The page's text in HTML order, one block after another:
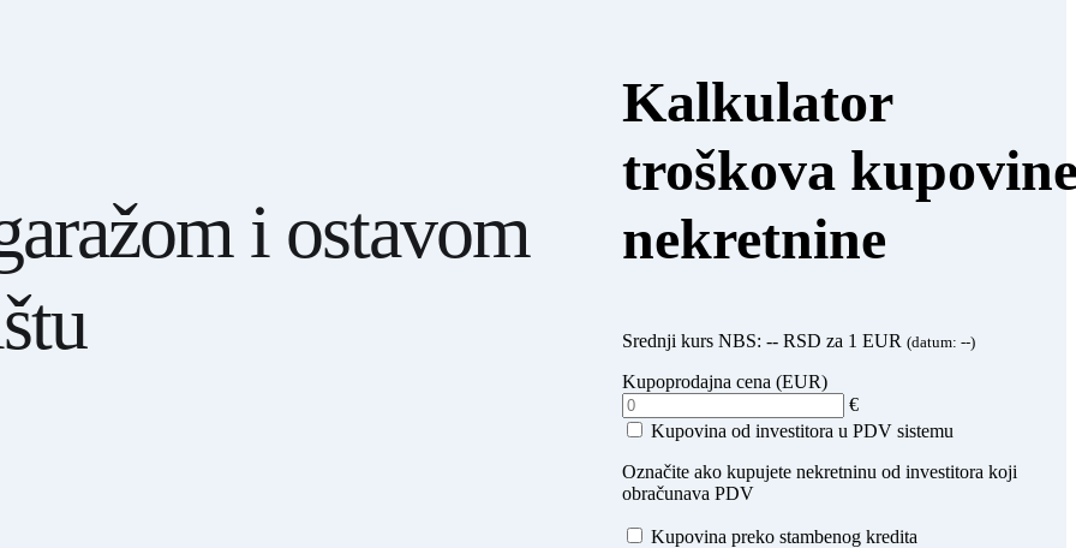
i ostavom
Kalkulator
troškova
nekretnine
Srednji kurs NBS: -- RSD za 1 EUR (datum: --)
Kupoprodajna cena (EUR)
€
Kupovina od investitora u PDV sistemu
Označite ako kupujete nekretninu od investitora koji
obračunava PDV
Kupovina preko stambenog kredita